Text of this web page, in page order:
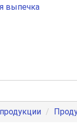
выпечка